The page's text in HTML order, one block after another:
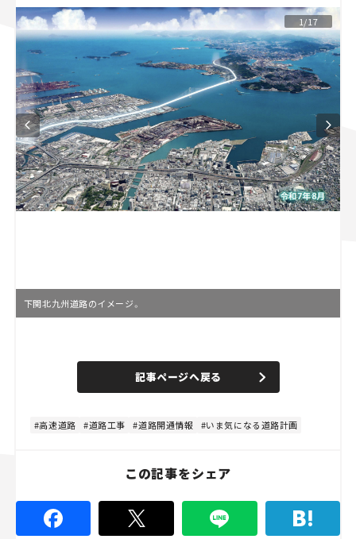
1/17
下関北九州道路のイメージ。
n
e
d
%
記事ページへ戻る
高速道路 道路工事 道路開通情報 いま気になる道路計画
この記事をシェア